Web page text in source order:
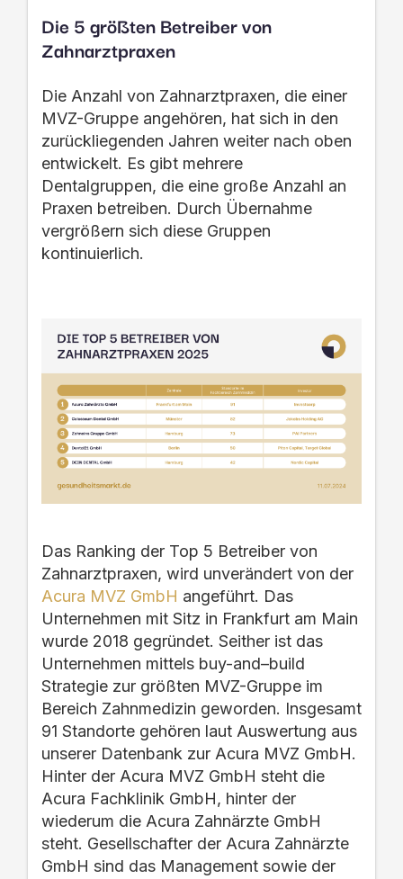
Die 5 größten Betreiber von
Zahnarztpraxen
Die Anzahl von Zahnarztpraxen, die einer
MVZ-Gruppe angehören, hat sich in den
zurückliegenden Jahren weiter nach oben
entwickelt. Es gibt mehrere
Dentalgruppen, die eine große Anzahl an
Praxen betreiben. Durch Übernahme
vergrößern sich diese Gruppen
kontinuierlich.
Das Ranking der Top 5 Betreiber von
Zahnarztpraxen, wird unverändert von der
Acura MVZ GmbH angeführt. Das
Unternehmen mit Sitz in Frankfurt am Main
wurde 2018 gegründet. Seither ist das
Unternehmen mittels buy-and–build
Strategie zur größten MVZ-Gruppe im
Bereich Zahnmedizin geworden. Insgesamt
91 Standorte gehören laut Auswertung aus
unserer Datenbank zur Acura MVZ GmbH.
Hinter der Acura MVZ GmbH steht die
Acura Fachklinik GmbH, hinter der
wiederum die Acura Zahnärzte GmbH
steht. Gesellschafter der Acura Zahnärzte
GmbH sind das Management sowie der